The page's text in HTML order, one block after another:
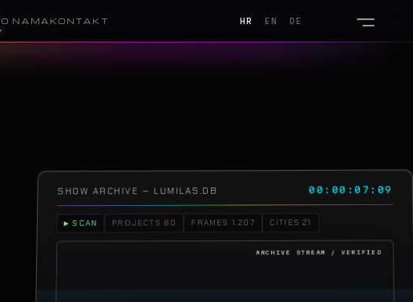
HR EN DE
O NAMA KONTAKT
SHOW ARCHIVE — LUMILAS.DB 00:00:10:05
▶ SCAN PROJECTS 80 FRAMES 1.207 CITIES 21